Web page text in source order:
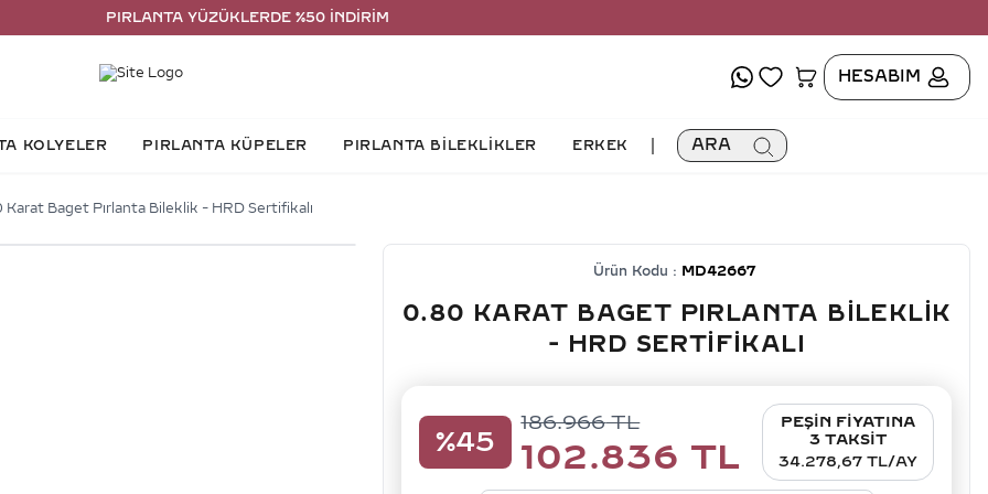
PIRLANTA YÜZÜKLERDE %50 İNDİRİM
HESABIM
KOLYELER PIRLANTA KÜPELER PIRLANTA BİLEKLİKLER ERKEK ARA
Karat Baget Pırlanta Bileklik - HRD Sertifikalı
Ürün Kodu : MD42667
0.80 KARAT BAGET PIRLANTA BILEKLIK
- HRD SERTIFIKALI
%45
186.966TL
102.836 TL
PEŞİN FİYATINA
3 TAKSİT
34.278,67 TL/AY